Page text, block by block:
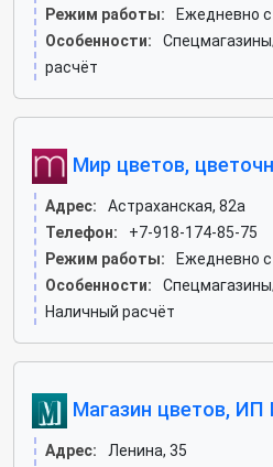
Режим работы:
Ежедневно
Особенности:
расчёт
Мир цветов,
Адрес:
Астраханская, 82а
Телефон:
+7-918-174-85-75
Режим работы:
Ежедневно
Особенности:
Наличный расчёт
Магазин цветов, ИП
Адрес:
Ленина, 35